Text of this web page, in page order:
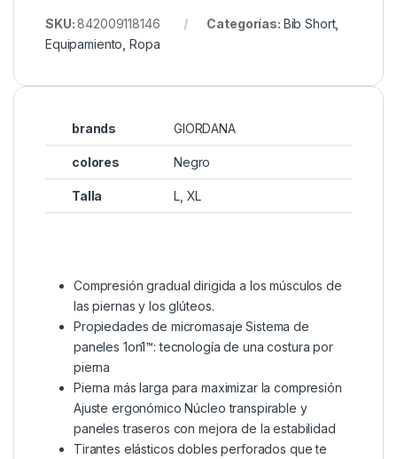
SKU:842009118146 Categorías: Bib Short,
Equipamiento ,Ropa
brands GIORDANA
colores Negro
Talla L, XL
Compresión gradual dirigida a los músculos de
las piernas y los glúteos.
Propiedades de micromasaje Sistema de
paneles 1on1™: tecnología de una costura por
pierna
Pierna más larga para maximizar la compresión
Ajuste ergonómico Núcleo transpirable y
paneles traseros con mejora de la estabilidad
Tirantes elásticos dobles perforados que te